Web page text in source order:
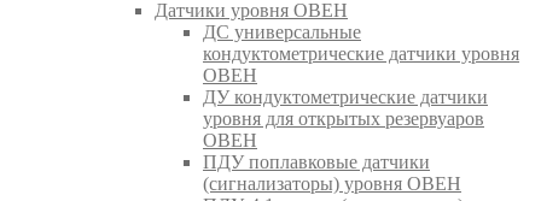
Датчики уровня ОВЕН
ДС универсальные
кондуктометрические датчики уровня
ОВЕН
ДУ кондуктометрические датчики
уровня для открытых резервуаров
ОВЕН
ПДУ поплавковые датчики
(сигнализаторы) уровня ОВЕН